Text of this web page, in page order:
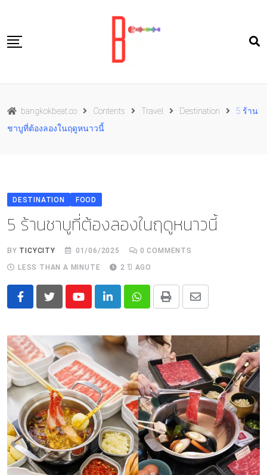
content
Food
Culture
TH
bangkokbeat.co Contents Travel Destination
5 ร้าน
ชาบูที่ต้องลองในฤดูหนาวนี้
DESTINATION FOOD
5 ร้านชาบูที่ต้องลองในฤดูหนาวนี้
BY TICYCITY 01/06/2025 0 COMMENTS
LESS THAN A MINUTE
2 ปี AGO
YoutubeLinkedInWhatsapp
Print
Share
Email